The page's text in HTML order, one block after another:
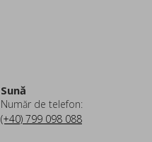
Sună
Număr de telefon:
(+40) 799 098 088